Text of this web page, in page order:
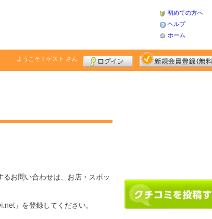
初めての方へ
ヘルプ
ホーム
ようこそ！ ゲスト さん
お問い合わせは、お店・スポッ
」を登録してください。